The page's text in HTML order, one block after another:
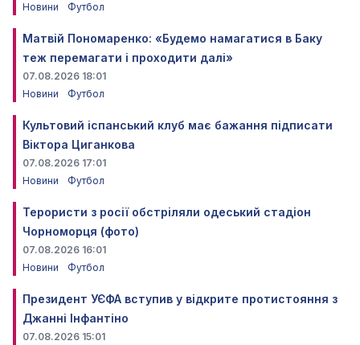
Новини
Футбол
Матвій Пономаренко: «Будемо намагатися в Баку
теж перемагати і проходити далі»
07.08.2026 18:01
Новини
Футбол
Культовий іспанський клуб має бажання підписати
Віктора Циганкова
07.08.2026 17:01
Новини
Футбол
Терористи з росії обстріляли одеський стадіон
Чорноморця (фото)
07.08.2026 16:01
Новини
Футбол
Президент УЄФА вступив у відкрите протистояння з
Джанні Інфантіно
07.08.2026 15:01